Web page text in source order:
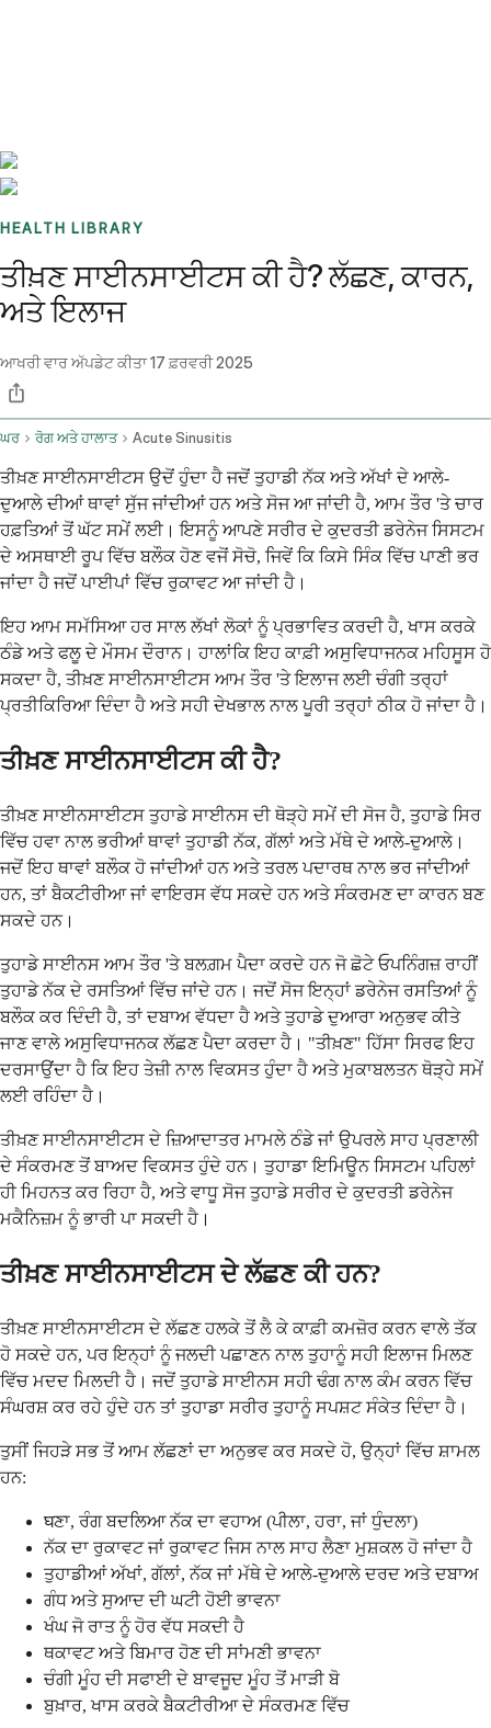
HEALTH LIBRARY
ਤੀਖ਼ਣ ਸਾਈਨਸਾਈਟਸ ਕੀ ਹੈ? ਲੱਛਣ, ਕਾਰਨ,
ਅਤੇ ਇਲਾਜ
ਆਖਰੀ ਵਾਰ ਅੱਪਡੇਟ ਕੀਤਾ17 ਫ਼ਰਵਰੀ 2025
ਘਰ ਰੋਗ ਅਤੇ ਹਾਲਾਤ Acute Sinusitis
ਤੀਖ਼ਣ ਸਾਈਨਸਾਈਟਸ ਉਦੋਂ ਹੁੰਦਾ ਹੈ ਜਦੋਂ ਤੁਹਾਡੀ ਨੱਕ ਅਤੇ ਅੱਖਾਂ ਦੇ ਆਲੇ-
ਦੁਆਲੇ ਦੀਆਂ ਥਾਵਾਂ ਸੁੱਜ ਜਾਂਦੀਆਂ ਹਨ ਅਤੇ ਸੋਜ ਆ ਜਾਂਦੀ ਹੈ, ਆਮ ਤੌਰ 'ਤੇ ਚਾਰ
ਹਫ਼ਤਿਆਂ ਤੋਂ ਘੱਟ ਸਮੇਂ ਲਈ। ਇਸਨੂੰ ਆਪਣੇ ਸਰੀਰ ਦੇ ਕੁਦਰਤੀ ਡਰੇਨੇਜ ਸਿਸਟਮ
ਦੇ ਅਸਥਾਈ ਰੂਪ ਵਿੱਚ ਬਲੌਕ ਹੋਣ ਵਜੋਂ ਸੋਚੋ, ਜਿਵੇਂ ਕਿ ਕਿਸੇ ਸਿੰਕ ਵਿੱਚ ਪਾਣੀ ਭਰ
ਜਾਂਦਾ ਹੈ ਜਦੋਂ ਪਾਈਪਾਂ ਵਿੱਚ ਰੁਕਾਵਟ ਆ ਜਾਂਦੀ ਹੈ।
ਇਹ ਆਮ ਸਮੱਸਿਆ ਹਰ ਸਾਲ ਲੱਖਾਂ ਲੋਕਾਂ ਨੂੰ ਪ੍ਰਭਾਵਿਤ ਕਰਦੀ ਹੈ, ਖਾਸ ਕਰਕੇ
ਠੰਡੇ ਅਤੇ ਫਲੂ ਦੇ ਮੌਸਮ ਦੌਰਾਨ। ਹਾਲਾਂਕਿ ਇਹ ਕਾਫ਼ੀ ਅਸੁਵਿਧਾਜਨਕ ਮਹਿਸੂਸ ਹੋ
ਸਕਦਾ ਹੈ, ਤੀਖ਼ਣ ਸਾਈਨਸਾਈਟਸ ਆਮ ਤੌਰ 'ਤੇ ਇਲਾਜ ਲਈ ਚੰਗੀ ਤਰ੍ਹਾਂ
ਪ੍ਰਤੀਕਿਰਿਆ ਦਿੰਦਾ ਹੈ ਅਤੇ ਸਹੀ ਦੇਖਭਾਲ ਨਾਲ ਪੂਰੀ ਤਰ੍ਹਾਂ ਠੀਕ ਹੋ ਜਾਂਦਾ ਹੈ।
ਤੀਖ਼ਣ ਸਾਈਨਸਾਈਟਸ ਕੀ ਹੈ?
ਤੀਖ਼ਣ ਸਾਈਨਸਾਈਟਸ ਤੁਹਾਡੇ ਸਾਈਨਸ ਦੀ ਥੋੜ੍ਹੇ ਸਮੇਂ ਦੀ ਸੋਜ ਹੈ, ਤੁਹਾਡੇ ਸਿਰ
ਵਿੱਚ ਹਵਾ ਨਾਲ ਭਰੀਆਂ ਥਾਵਾਂ ਤੁਹਾਡੀ ਨੱਕ, ਗੱਲਾਂ ਅਤੇ ਮੱਥੇ ਦੇ ਆਲੇ-ਦੁਆਲੇ।
ਜਦੋਂ ਇਹ ਥਾਵਾਂ ਬਲੌਕ ਹੋ ਜਾਂਦੀਆਂ ਹਨ ਅਤੇ ਤਰਲ ਪਦਾਰਥ ਨਾਲ ਭਰ ਜਾਂਦੀਆਂ
ਹਨ, ਤਾਂ ਬੈਕਟੀਰੀਆ ਜਾਂ ਵਾਇਰਸ ਵੱਧ ਸਕਦੇ ਹਨ ਅਤੇ ਸੰਕਰਮਣ ਦਾ ਕਾਰਨ ਬਣ
ਸਕਦੇ ਹਨ।
ਤੁਹਾਡੇ ਸਾਈਨਸ ਆਮ ਤੌਰ 'ਤੇ ਬਲਗ਼ਮ ਪੈਦਾ ਕਰਦੇ ਹਨ ਜੋ ਛੋਟੇ ਓਪਨਿੰਗਜ਼ ਰਾਹੀਂ
ਤੁਹਾਡੇ ਨੱਕ ਦੇ ਰਸਤਿਆਂ ਵਿੱਚ ਜਾਂਦੇ ਹਨ। ਜਦੋਂ ਸੋਜ ਇਨ੍ਹਾਂ ਡਰੇਨੇਜ ਰਸਤਿਆਂ ਨੂੰ
ਬਲੌਕ ਕਰ ਦਿੰਦੀ ਹੈ, ਤਾਂ ਦਬਾਅ ਵੱਧਦਾ ਹੈ ਅਤੇ ਤੁਹਾਡੇ ਦੁਆਰਾ ਅਨੁਭਵ ਕੀਤੇ
ਜਾਣ ਵਾਲੇ ਅਸੁਵਿਧਾਜਨਕ ਲੱਛਣ ਪੈਦਾ ਕਰਦਾ ਹੈ। "ਤੀਖ਼ਣ" ਹਿੱਸਾ ਸਿਰਫ ਇਹ
ਦਰਸਾਉਂਦਾ ਹੈ ਕਿ ਇਹ ਤੇਜ਼ੀ ਨਾਲ ਵਿਕਸਤ ਹੁੰਦਾ ਹੈ ਅਤੇ ਮੁਕਾਬਲਤਨ ਥੋੜ੍ਹੇ ਸਮੇਂ
ਲਈ ਰਹਿੰਦਾ ਹੈ।
ਤੀਖ਼ਣ ਸਾਈਨਸਾਈਟਸ ਦੇ ਜ਼ਿਆਦਾਤਰ ਮਾਮਲੇ ਠੰਡੇ ਜਾਂ ਉਪਰਲੇ ਸਾਹ ਪ੍ਰਣਾਲੀ
ਦੇ ਸੰਕਰਮਣ ਤੋਂ ਬਾਅਦ ਵਿਕਸਤ ਹੁੰਦੇ ਹਨ। ਤੁਹਾਡਾ ਇਮਿਊਨ ਸਿਸਟਮ ਪਹਿਲਾਂ
ਹੀ ਮਿਹਨਤ ਕਰ ਰਿਹਾ ਹੈ, ਅਤੇ ਵਾਧੂ ਸੋਜ ਤੁਹਾਡੇ ਸਰੀਰ ਦੇ ਕੁਦਰਤੀ ਡਰੇਨੇਜ
ਮਕੈਨਿਜ਼ਮ ਨੂੰ ਭਾਰੀ ਪਾ ਸਕਦੀ ਹੈ।
ਤੀਖ਼ਣ ਸਾਈਨਸਾਈਟਸ ਦੇ ਲੱਛਣ ਕੀ ਹਨ?
ਤੀਖ਼ਣ ਸਾਈਨਸਾਈਟਸ ਦੇ ਲੱਛਣ ਹਲਕੇ ਤੋਂ ਲੈ ਕੇ ਕਾਫ਼ੀ ਕਮਜ਼ੋਰ ਕਰਨ ਵਾਲੇ ਤੱਕ
ਹੋ ਸਕਦੇ ਹਨ, ਪਰ ਇਨ੍ਹਾਂ ਨੂੰ ਜਲਦੀ ਪਛਾਣਨ ਨਾਲ ਤੁਹਾਨੂੰ ਸਹੀ ਇਲਾਜ ਮਿਲਣ
ਵਿੱਚ ਮਦਦ ਮਿਲਦੀ ਹੈ। ਜਦੋਂ ਤੁਹਾਡੇ ਸਾਈਨਸ ਸਹੀ ਢੰਗ ਨਾਲ ਕੰਮ ਕਰਨ ਵਿੱਚ
ਸੰਘਰਸ਼ ਕਰ ਰਹੇ ਹੁੰਦੇ ਹਨ ਤਾਂ ਤੁਹਾਡਾ ਸਰੀਰ ਤੁਹਾਨੂੰ ਸਪਸ਼ਟ ਸੰਕੇਤ ਦਿੰਦਾ ਹੈ।
ਤੁਸੀਂ ਜਿਹੜੇ ਸਭ ਤੋਂ ਆਮ ਲੱਛਣਾਂ ਦਾ ਅਨੁਭਵ ਕਰ ਸਕਦੇ ਹੋ, ਉਨ੍ਹਾਂ ਵਿੱਚ ਸ਼ਾਮਲ
ਹਨ:
घਣਾ, ਰੰਗ ਬਦਲਿਆ ਨੱਕ ਦਾ ਵਹਾਅ (ਪੀਲਾ, ਹਰਾ, ਜਾਂ ਧੁੰਦਲਾ)
ਨੱਕ ਦਾ ਰੁਕਾਵਟ ਜਾਂ ਰੁਕਾਵਟ ਜਿਸ ਨਾਲ ਸਾਹ ਲੈਣਾ ਮੁਸ਼ਕਲ ਹੋ ਜਾਂਦਾ ਹੈ
ਤੁਹਾਡੀਆਂ ਅੱਖਾਂ, ਗੱਲਾਂ, ਨੱਕ ਜਾਂ ਮੱਥੇ ਦੇ ਆਲੇ-ਦੁਆਲੇ ਦਰਦ ਅਤੇ ਦਬਾਅ
ਗੰਧ ਅਤੇ ਸੁਆਦ ਦੀ ਘਟੀ ਹੋਈ ਭਾਵਨਾ
ਖੰਘ ਜੋ ਰਾਤ ਨੂੰ ਹੋਰ ਵੱਧ ਸਕਦੀ ਹੈ
ਥਕਾਵਟ ਅਤੇ ਬਿਮਾਰ ਹੋਣ ਦੀ ਸਾਂਮਣੀ ਭਾਵਨਾ
ਚੰਗੀ ਮੂੰਹ ਦੀ ਸਫਾਈ ਦੇ ਬਾਵਜੂਦ ਮੂੰਹ ਤੋਂ ਮਾੜੀ ਬੋ
ਬੁਖ਼ਾਰ, ਖਾਸ ਕਰਕੇ ਬੈਕਟੀਰੀਆ ਦੇ ਸੰਕਰਮਣ ਵਿੱਚ